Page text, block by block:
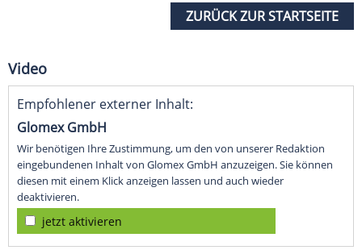
ZURÜCK ZUR STARTSEITE
Video
Empfohlener externer Inhalt:
Glomex GmbH
Wir benötigen Ihre Zustimmung, um den von unserer Redaktion
eingebundenen Inhalt von Glomex GmbH anzuzeigen. Sie können
diesen mit einem Klick anzeigen lassen und auch wieder
deaktivieren.
jetzt aktivieren